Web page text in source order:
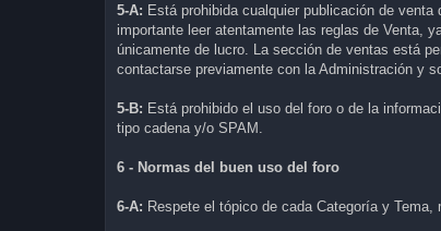
5-A: Está prohibida cualquier publicación de
importante leer atentamente las reglas de Venta,
únicamente de lucro. La sección de ventas está
contactarse previamente con la Administración y
5-B: Está prohibido el uso del foro o de la
tipo cadena y/o SPAM.
6 - Normas del buen uso del foro
6-A: Respete el tópico de cada Categoría y